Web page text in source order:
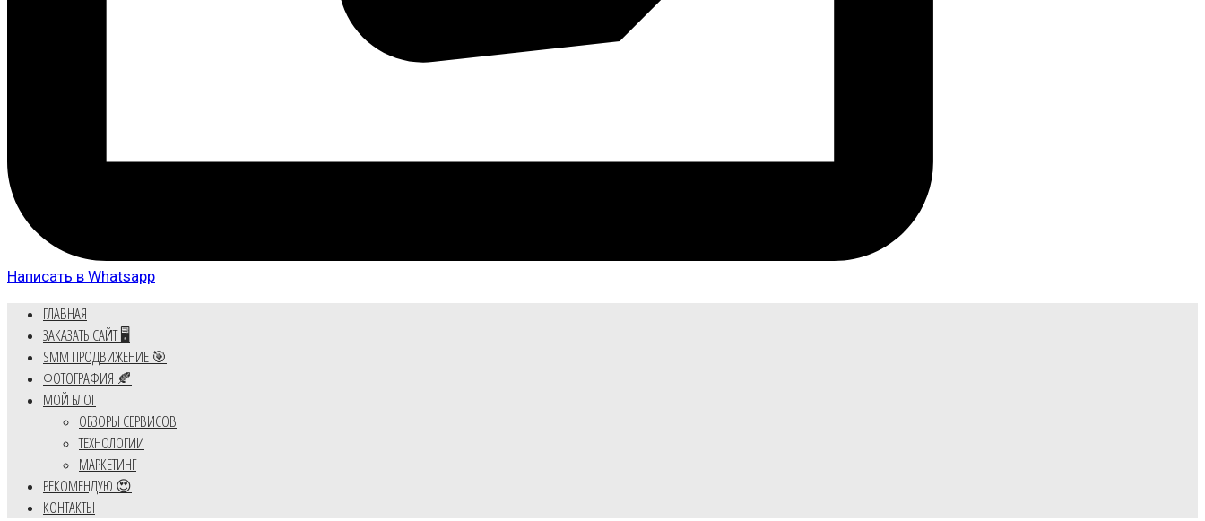
Написать в Whatsapp
ГЛАВНАЯ
ЗАКАЗАТЬ САЙТ 🖥️
SMM ПРОДВИЖЕНИЕ 🎯
ФОТОГРАФИЯ 🍂
МОЙ БЛОГ
ОБЗОРЫ СЕРВИСОВ
ТЕХНОЛОГИИ
МАРКЕТИНГ
РЕКОМЕНДУЮ 😍
КОНТАКТЫ